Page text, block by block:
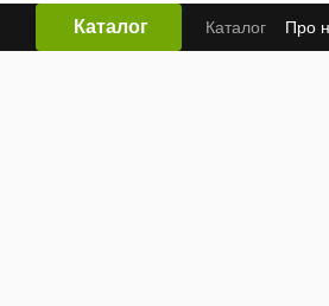
Каталог Каталог Про